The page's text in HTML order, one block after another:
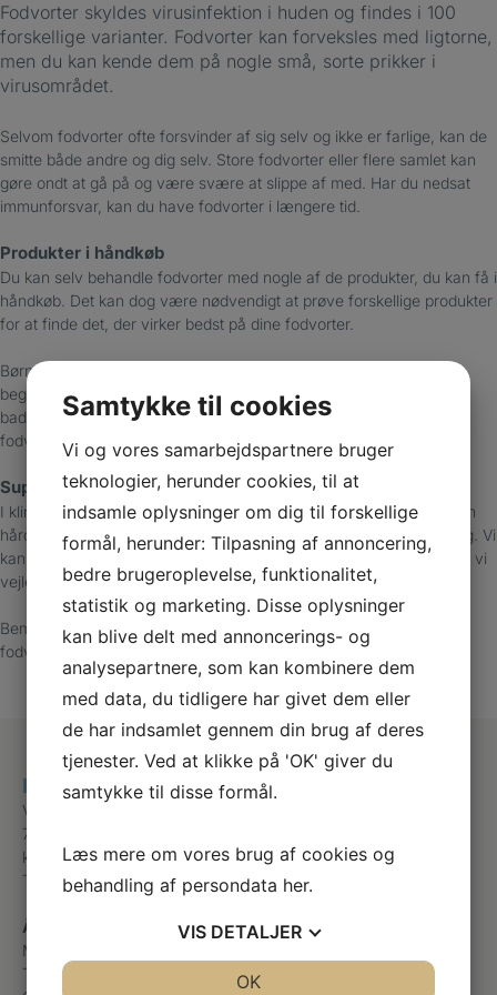
Fodvorter skyldes virusinfektion i huden og findes i 100
forskellige varianter. Fodvorter kan forveksles med ligtorne,
men du kan kende dem på nogle små, sorte prikker i
virusområdet.
Selvom fodvorter ofte forsvinder af sig selv og ikke er farlige, kan de
smitte både andre og dig selv. Store fodvorter eller flere samlet kan
gøre ondt at gå på og være svære at slippe af med. Har du nedsat
immunforsvar, kan du have fodvorter i længere tid.
Produkter i håndkøb
Du kan selv behandle fodvorter med nogle af de produkter, du kan få i
håndkøb. Det kan dog være nødvendigt at prøve forskellige produkter
for at finde det, der virker bedst på dine fodvorter.
Børn i mellemskolealderen er særligt udsatte for fodvorter. Du kan
begrænse, at dit barn smitter andre ved at få det til at bruge
badesandaler i omklædningsrummet og forhindre det i at kradse i
fodvorterne.
Suppler din behandling
I klinikken tilbyder vi professionel behandling, hvor vi beskærer den
hårde hud ved fodvorten og aflaster området, hvis den generer dig. Vi
kan behandle med særlige produkter, der ikke findes i håndkøb, og vi
vejleder dig i, hvilke muligheder du har for behandling.
Bemærk: Finger- og fodvorter kan skyldes samme virus, men
fodvorter er fladere, fordi de trykkes ned, når man går.
Klinik for Fodterapi
Vesterbrogade 9 c
7100 Vejle
klinik@fodterapi-vejle.dk
Telefon+45 40120121
Åbningstider
Mandag
Tirsdag
Samtykke til cookies
Vi og vores samarbejdspartnere bruger
teknologier, herunder cookies, til at
indsamle oplysninger om dig til forskellige
formål, herunder: Tilpasning af annoncering,
bedre brugeroplevelse, funktionalitet,
statistik og marketing. Disse oplysninger
kan blive delt med annoncerings- og
analysepartnere, som kan kombinere dem
med data, du tidligere har givet dem eller
de har indsamlet gennem din brug af deres
tjenester. Ved at klikke på 'OK' giver du
samtykke til disse formål.
Læs mere om vores brug af cookies og
behandling af persondata her.
VIS DETALJER
OK